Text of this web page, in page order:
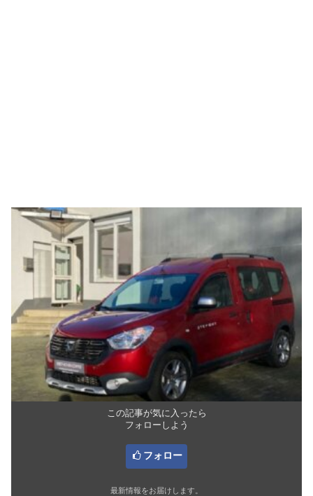
この記事が気に入ったら
フォローしよう
フォロー
最新情報をお届けします。